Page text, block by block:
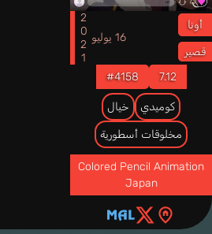
أونا
قصير
16 يوليو 2021
7.12
#4158
كوميدي خيال
مخلوقات أسطورية
Colored Pencil Animation
Japan